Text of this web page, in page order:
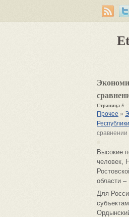
Страница 5
Прочее »
Высокие
человек,
области –
Для